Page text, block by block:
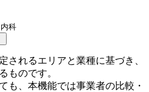
科
れるエリアと業種に基づき、
ものです。
も、本機能では事業者の比較・